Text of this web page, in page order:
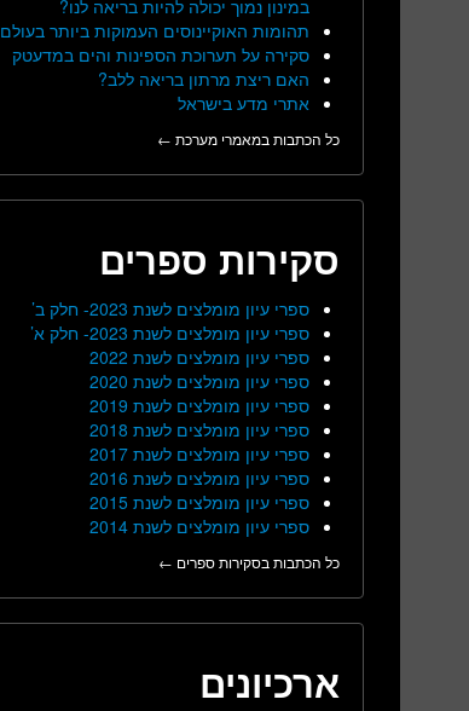
במינון נמוך יכולה להיות בריאה לנו?
תהומות האוקיינוסים העמוקות ביותר בעולם
סקירה על תערוכת הספינות והים במדעטק
האם ריצת מרתון בריאה ללב?
אתרי מדע בישראל
כל הכתבות במאמרי מערכת ←
סקירות ספרים
ספרי עיון מומלצים לשנת 2023- חלק ב’
ספרי עיון מומלצים לשנת 2023- חלק א’
ספרי עיון מומלצים לשנת 2022
ספרי עיון מומלצים לשנת 2020
ספרי עיון מומלצים לשנת 2019
ספרי עיון מומלצים לשנת 2018
ספרי עיון מומלצים לשנת 2017
ספרי עיון מומלצים לשנת 2016
ספרי עיון מומלצים לשנת 2015
ספרי עיון מומלצים לשנת 2014
כל הכתבות בסקירות ספרים ←
ארכיונים